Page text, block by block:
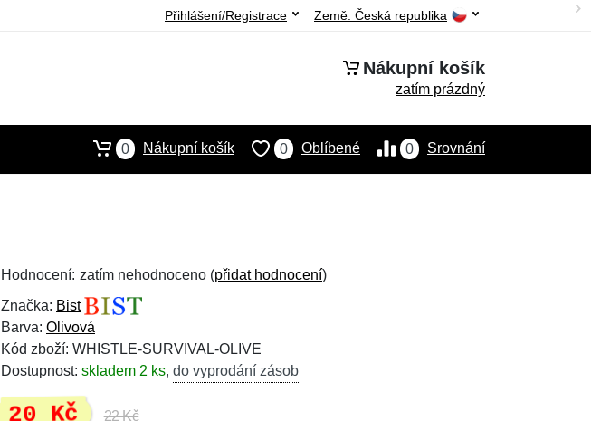
Země: Česká republika
Přihlášení/Registrace
Nákupní košík
zatím prázdný
0 Srovnání
0 Oblíbené
0 Nákupní košík
Hodnocení: zatím nehodnoceno (přidat hodnocení)
Značka: Bist
Barva: Olivová
Kód zboží: WHISTLE-SURVIVAL-OLIVE
Dostupnost: skladem 2 ks, do vyprodání zásob
20 Kč 22 Kč